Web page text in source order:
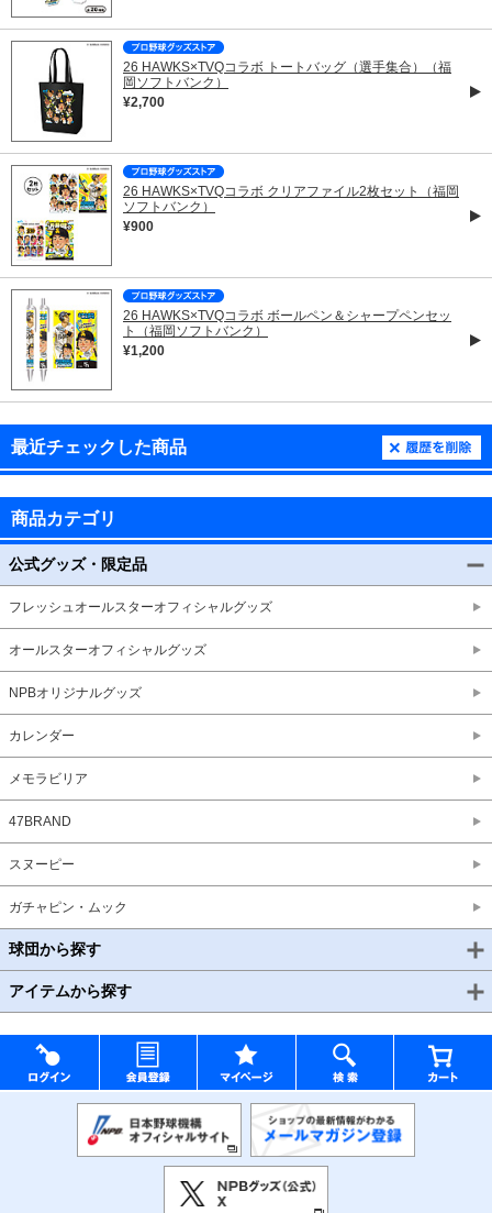
26 HAWKS×TVQコラボ トートバッグ（選手集合）（福
岡ソフトバンク）
¥2,700
26 HAWKS×TVQコラボ クリアファイル2枚セット（福岡
ソフトバンク）
¥900
26 HAWKS×TVQコラボ ボールペン＆シャープペンセッ
ト（福岡ソフトバンク）
¥1,200
最近チェックした商品
商品カテゴリ
公式グッズ・限定品
フレッシュオールスターオフィシャルグッズ
オールスターオフィシャルグッズ
NPBオリジナルグッズ
カレンダー
メモラビリア
47BRAND
スヌーピー
ガチャピン・ムック
球団から探す
アイテムから探す